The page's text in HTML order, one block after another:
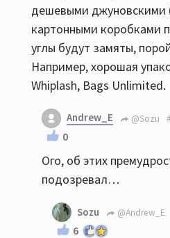
дешевыми
картонными коробками
углы будут замяты,
Например, хорошая
Whiplash, Bags Unlimited.
Andrew_E @Sozu
0
Ого, об этих
подозревал…
Sozu @Andrew_E
6